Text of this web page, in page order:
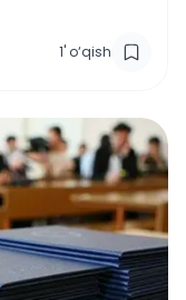
1' o‘qish